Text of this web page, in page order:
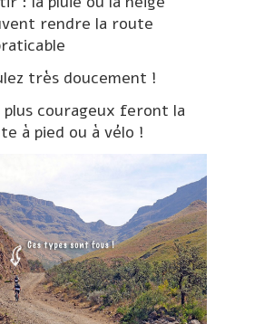
rendre la route
très doucement !
plus courageux feront la
à pied ou à vélo !